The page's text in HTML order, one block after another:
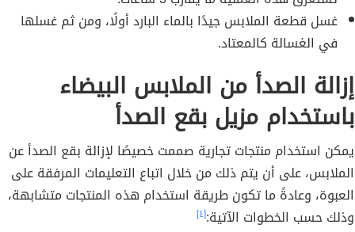
غسل قطعة الملابس جيدًا بالماء البارد أولًا، ومن ثم غسلها
في الغسالة كالمعتاد.
إزالة الصدأ من الملابس البيضاء
باستخدام مزيل بقع الصدأ
يمكن استخدام منتجات تجارية صممت خصيصًا لإزالة بقع الصدأ عن
الملابس، على أن يتم ذلك من خلال اتباع التعليمات المرفقة على
العبوة، وعادةً ما تكون طريقة استخدام هذه المنتجات متشابهة،
وذلك حسب الخطوات الآتية:[٤]